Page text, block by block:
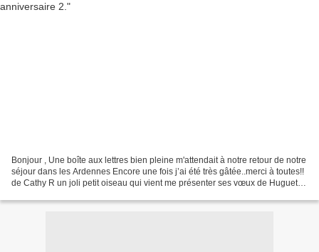
Bonjour , Une boîte aux lettres bien pleine m'attendait à notre retour de notre
séjour dans les Ardennes Encore une fois j’ai été très gâtée..merci à toutes!!
de Cathy R un joli petit oiseau qui vient me présenter ses vœux de Huguette